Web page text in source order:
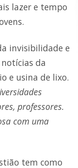
lazer e tempo
invisibilidade e
da
e usina de lixo.
professores.
com uma
tem como